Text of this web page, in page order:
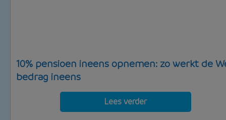
10% pensioen ineens opnemen: zo werkt de
bedrag ineens
Lees verder